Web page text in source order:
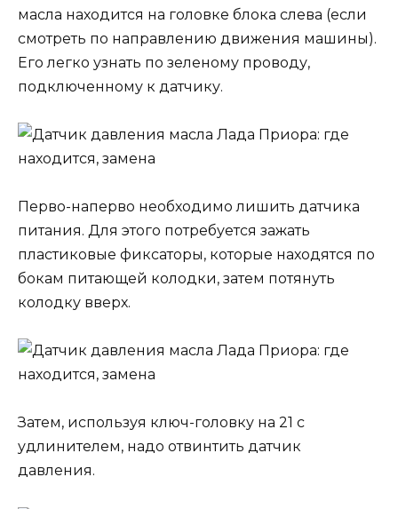
масла находится на головке блока слева (если
смотреть по направлению движения машины).
Его легко узнать по зеленому проводу,
подключенному к датчику.
Перво-наперво необходимо лишить датчика
питания. Для этого потребуется зажать
пластиковые фиксаторы, которые находятся по
бокам питающей колодки, затем потянуть
колодку вверх.
Затем, используя ключ-головку на 21 с
удлинителем, надо отвинтить датчик
давления.